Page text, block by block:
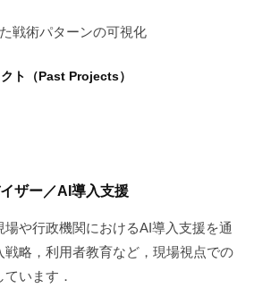
戦術パターンの可視化
ト（Past Projects）
ザー／AI導入支援
や行政機関におけるAI導入支援を通
戦略，利用者教育など，現場視点での
います．